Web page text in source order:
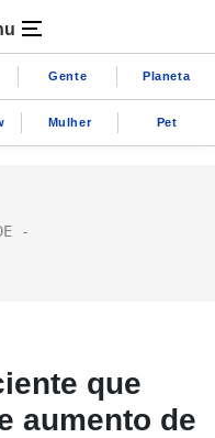
Gente Planeta
Mulher Pet
que
aumento de